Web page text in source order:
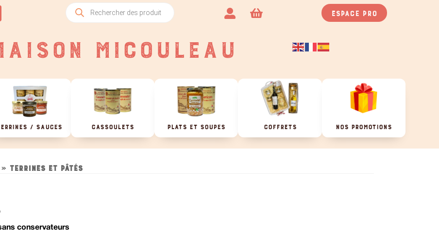
Recherche
produits
  Espace pro
MICOULEAU
/ SAUCES CASSOULETS PLATS ET SOUPES COFFRETS NOS PROMOTIONS
» Terrines et pâtés
conservateurs